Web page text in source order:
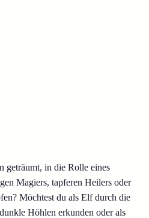
geträumt, in die Rolle eines
Magiers, tapferen Heilers oder
Möchtest du als Elf durch die
Höhlen erkunden oder als